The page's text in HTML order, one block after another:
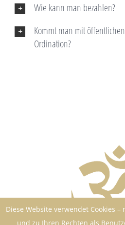
Wie kann man bezahlen?
Kommt man mit
Ordination?
Diese Website verwendet Cookies
und zu Ihren Rechten als